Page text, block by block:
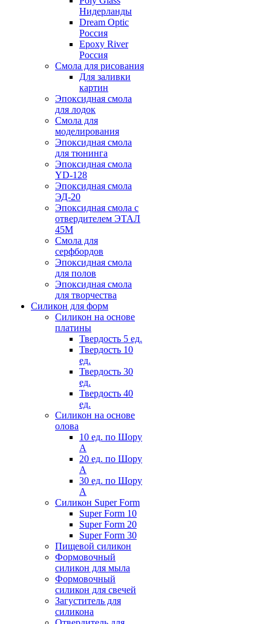
Нидерланды
Dream Optic
Россия
Epoxy River
Россия
Смола для рисования
Для заливки
картин
Эпоксидная смола
для лодок
Смола для
моделирования
Эпоксидная смола
для тюнинга
Эпоксидная смола
YD-128
Эпоксидная смола
ЭД-20
Эпоксидная смола с
отвердителем ЭТАЛ
45М
Смола для
серфбордов
Эпоксидная смола
для полов
Эпоксидная смола
для творчества
Силикон для форм
Силикон на основе
платины
Твердость 5 ед.
Твердость 10
ед.
Твердость 30
ед.
Твердость 40
ед.
Силикон на основе
олова
10 ед. по Шору
А
20 ед. по Шору
А
30 ед. по Шору
А
Силикон Super Form
Super Form 10
Super Form 20
Super Form 30
Пищевой силикон
Формовочный
силикон для мыла
Формовочный
силикон для свечей
Загуститель для
силикона